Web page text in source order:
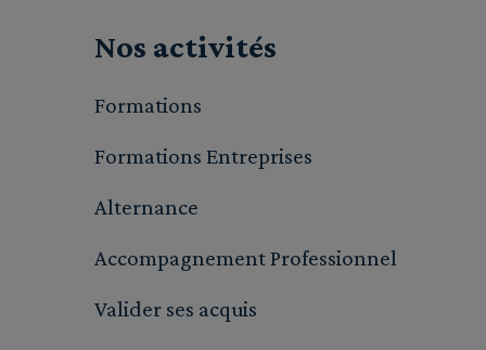
Nos activités
Formations
Formations Entreprises
Alternance
Accompagnement Professionnel
Valider ses acquis